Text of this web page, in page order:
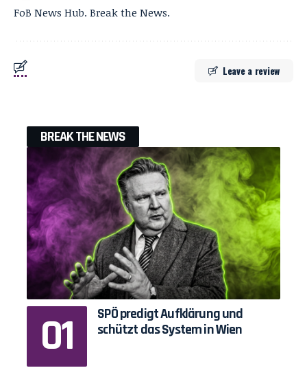
FoB News Hub. Break the News.
Leave a review
BREAK THE NEWS
SPÖ predigt Aufklärung und
schützt das System in Wien